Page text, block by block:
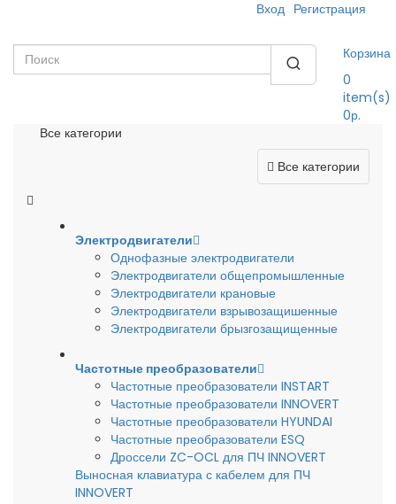
Вход Регистрация
Корзина
0
item(s)
0р.
Все категории
Все категории
Электродвигатели
Однофазные электродвигатели
Электродвигатели общепромышленные
Электродвигатели крановые
Электродвигатели взрывозащишенные
Электродвигатели брызгозащищенные
Частотные преобразователи
Частотные преобразователи INSTART
Частотные преобразователи INNOVERT
Частотные преобразователи HYUNDAI
Частотные преобразователи ESQ
Дроссели ZC-OCL для ПЧ INNOVERT
Выносная клавиатура с кабелем для ПЧ
INNOVERT